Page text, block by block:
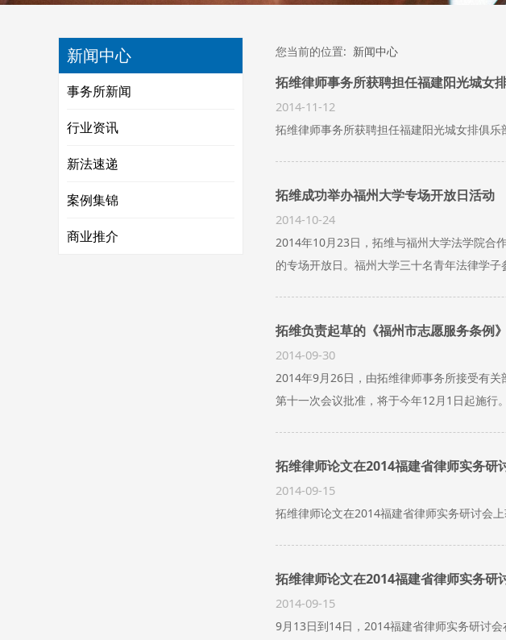
新闻中心
事务所新闻
行业资讯
新法速递
案例集锦
商业推介
您当前的位置: 新闻中心
拓维律师事务所获聘担任福建阳光城女
2014-11-12
拓维律师事务所获聘担任福建阳光城女排俱乐
拓维成功举办福州大学专场开放日活动
2014-10-24
2014年10月23日，拓维与福州大学法学院合
的专场开放日。福州大学三十名青年法律学子
拓维负责起草的《福州市志愿服务条例
2014-09-30
2014年9月26日，由拓维律师事务所接受有
第十一次会议批准，将于今年12月1日起施行。
拓维律师论文在2014福建省律师实务研
2014-09-15
拓维律师论文在2014福建省律师实务研讨会
拓维律师论文在2014福建省律师实务研
2014-09-15
9月13日到14日，2014福建省律师实务研讨